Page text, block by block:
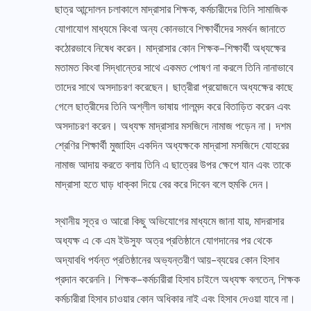
ছাত্র আন্দোলন চলাকালে মাদ্রাসার শিক্ষক, কর্মচারীদের তিনি সামাজিক
যোগাযোগ মাধ্যমে কিংবা অন্য কোনভাবে শিক্ষার্থীদের সমর্থন জানাতে
কঠোরভাবে নিষেধ করেন। মাদ্রাসার কোন শিক্ষক-শিক্ষার্থী অধ্যক্ষের
মতামত কিংবা সিদ্ধান্তের সাথে একমত পোষণ না করলে তিনি নানাভাবে
তাদের সাথে অসদাচরণ করেছেন। ছাত্রীরা প্রয়োজনে অধ্যক্ষের কাছে
গেলে ছাত্রীদের তিনি অশ্লীল ভাষায় গালমন্দ করে বিতাড়িত করেন এবং
অসদাচরণ করেন। অধ্যক্ষ মাদ্রাসার মসজিদে নামাজ পড়েন না। দশম
শ্রেণির শিক্ষার্থী মুজাহিদ একদিন অধ্যক্ষকে মাদ্রাসা মসজিদে যোহরের
নামাজ আদায় করতে বলায় তিনি এ ছাত্রের উপর ক্ষেপে যান এবং তাকে
মাদ্রাসা হতে ঘাড় ধাক্কা দিয়ে বের করে দিবেন বলে হুমকি দেন।
স্থানীয় সূত্র ও আরো কিছু অভিযোগের মাধ্যমে জানা যায়, মাদরাসার
অধ্যক্ষ এ কে এম ইউসুফ অত্র প্রতিষ্ঠানে যোগদানের পর থেকে
অদ্যাবধি পর্যন্ত প্রতিষ্ঠানের অভ্যন্তরীণ আয়-ব্যয়ের কোন হিসাব
প্রদান করেননি। শিক্ষক-কর্মচারীরা হিসাব চাইলে অধ্যক্ষ বলতেন, শিক্ষক
কর্মচারীরা হিসাব চাওয়ার কোন অধিকার নাই এবং হিসাব দেওয়া যাবে না।